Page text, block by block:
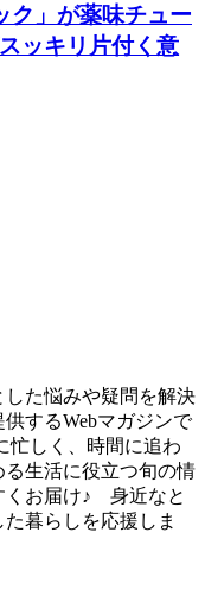
ク」が薬味チュー
ッキリ片付く意
した悩みや疑問を解決
するWebマガジンで
忙しく、時間に追わ
生活に役立つ旬の情
くお届け♪ 身近なと
暮らしを応援しま